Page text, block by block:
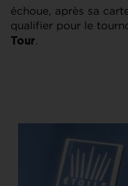
échoue, après sa
qualifier pour le
Tour.